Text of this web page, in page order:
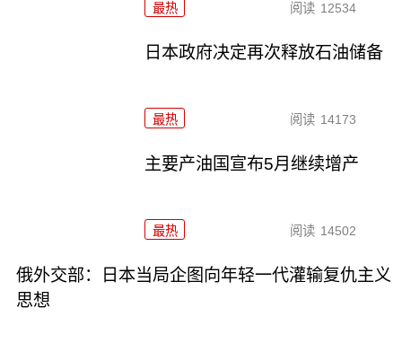
最热 阅读 12534
日本政府决定再次释放石油储备
最热 阅读 14173
主要产油国宣布5月继续增产
最热 阅读 14502
俄外交部：日本当局企图向年轻一代灌输复仇主义
思想